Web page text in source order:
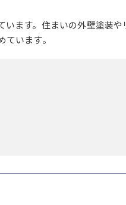
ます。住まいの外壁塗装
います。